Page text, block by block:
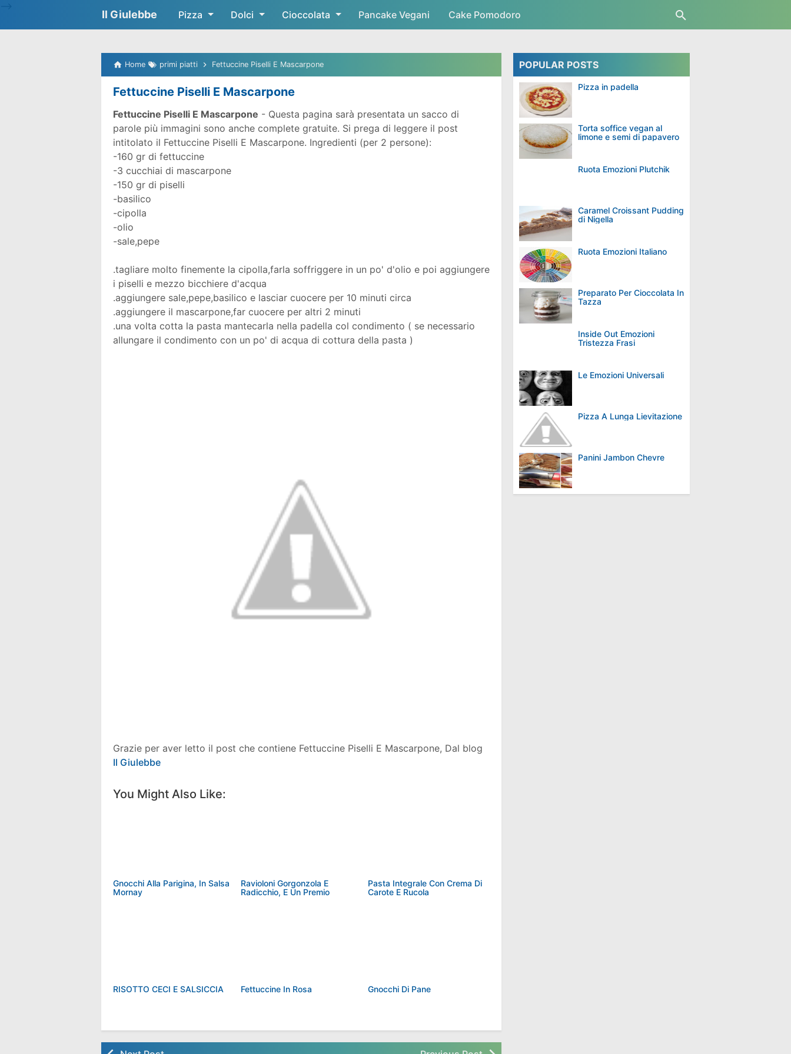
Skip to main content
Il Giulebbe Pizza Dolci Cioccolata Pancake Vegani Cake Pomodoro
Home primi piatti Fettuccine Piselli E Mascarpone
Fettuccine Piselli E Mascarpone
Fettuccine Piselli E Mascarpone - Questa pagina sarà presentata un sacco di
parole più immagini sono anche complete gratuite. Si prega di leggere il post
intitolato il Fettuccine Piselli E Mascarpone. Ingredienti (per 2 persone):
-160 gr di fettuccine
-3 cucchiai di mascarpone
-150 gr di piselli
-basilico
-cipolla
-olio
-sale,pepe
.tagliare molto finemente la cipolla,farla soffriggere in un po' d'olio e poi aggiungere
i piselli e mezzo bicchiere d'acqua
.aggiungere sale,pepe,basilico e lasciar cuocere per 10 minuti circa
.aggiungere il mascarpone,far cuocere per altri 2 minuti
.una volta cotta la pasta mantecarla nella padella col condimento ( se necessario
allungare il condimento con un po' di acqua di cottura della pasta )
Grazie per aver letto il post che contiene Fettuccine Piselli E Mascarpone, Dal blog
Il Giulebbe
Facebook Twitter
POPULAR POSTS
Pizza in padella
Torta soffice vegan al
limone e semi di papavero
Ruota Emozioni Plutchik
Caramel Croissant Pudding
di Nigella
Ruota Emozioni Italiano
Preparato Per Cioccolata In
Tazza
Inside Out Emozioni
Tristezza Frasi
Le Emozioni Universali
Pizza A Lunga Lievitazione
Panini Jambon Chevre